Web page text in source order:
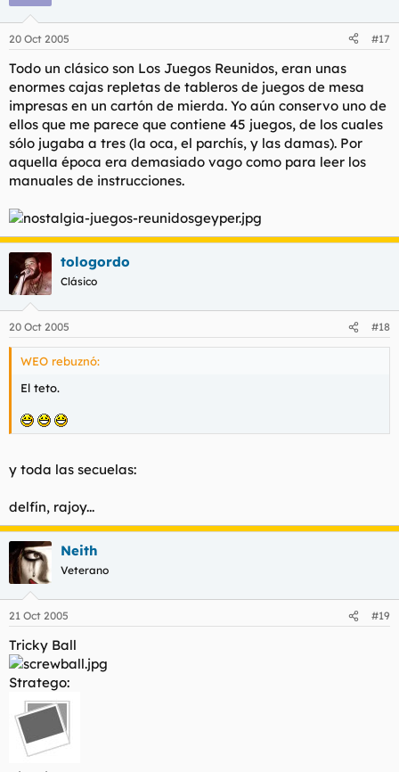
20 Oct 2005 #17
Todo un clásico son Los Juegos Reunidos, eran unas
enormes cajas repletas de tableros de juegos de mesa
impresas en un cartón de mierda. Yo aún conservo uno de
ellos que me parece que contiene 45 juegos, de los cuales
sólo jugaba a tres (la oca, el parchís, y las damas). Por
aquella época era demasiado vago como para leer los
manuales de instrucciones.
tologordo
Clásico
20 Oct 2005 #18
WEO rebuznó:
El teto.
y toda las secuelas:
delfín, rajoy...
Neith
Veterano
21 Oct 2005 #19
Tricky Ball
Stratego: